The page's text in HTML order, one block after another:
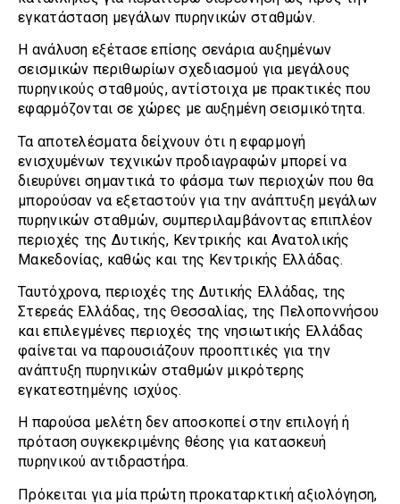
εγκατάσταση μεγάλων πυρηνικών σταθμών.
Η ανάλυση εξέτασε επίσης σενάρια αυξημένων
σεισμικών περιθωρίων σχεδιασμού για μεγάλους
πυρηνικούς σταθμούς, αντίστοιχα με πρακτικές που
εφαρμόζονται σε χώρες με αυξημένη σεισμικότητα.
Τα αποτελέσματα δείχνουν ότι η εφαρμογή
ενισχυμένων τεχνικών προδιαγραφών μπορεί να
διευρύνει σημαντικά το φάσμα των περιοχών που θα
μπορούσαν να εξεταστούν για την ανάπτυξη μεγάλων
πυρηνικών σταθμών, συμπεριλαμβάνοντας επιπλέον
περιοχές της Δυτικής, Κεντρικής και Ανατολικής
Μακεδονίας, καθώς και της Κεντρικής Ελλάδας.
Ταυτόχρονα, περιοχές της Δυτικής Ελλάδας, της
Στερεάς Ελλάδας, της Θεσσαλίας, της Πελοποννήσου
και επιλεγμένες περιοχές της νησιωτικής Ελλάδας
φαίνεται να παρουσιάζουν προοπτικές για την
ανάπτυξη πυρηνικών σταθμών μικρότερης
εγκατεστημένης ισχύος.
Η παρούσα μελέτη δεν αποσκοπεί στην επιλογή ή
πρόταση συγκεκριμένης θέσης για κατασκευή
πυρηνικού αντιδραστήρα.
Πρόκειται για μία πρώτη προκαταρκτική αξιολόγηση,